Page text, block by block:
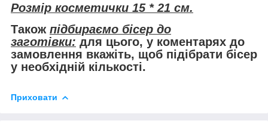
Розмір косметички 15 * 21 см.
Також підбираємо бісер до
заготівки: для цього, у коментарях до
замовлення вкажіть, щоб підібрати бісер
у необхідній кількості.
Приховати